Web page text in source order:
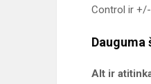
Control ir
Alt ir